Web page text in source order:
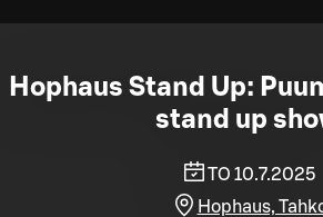
Hophaus Stand Up:
stand up
TO 10.7.2025
Hophaus,